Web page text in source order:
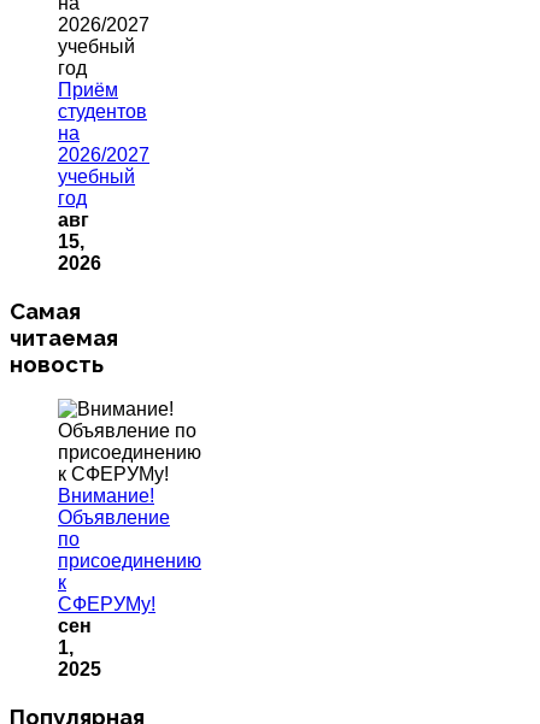
Приём
студентов
на
2026/2027
учебный
год
авг
15,
2026
Самая
читаемая
новость
Внимание!
Объявление
по
присоединению
к
СФЕРУМу!
сен
1,
2025
Популярная